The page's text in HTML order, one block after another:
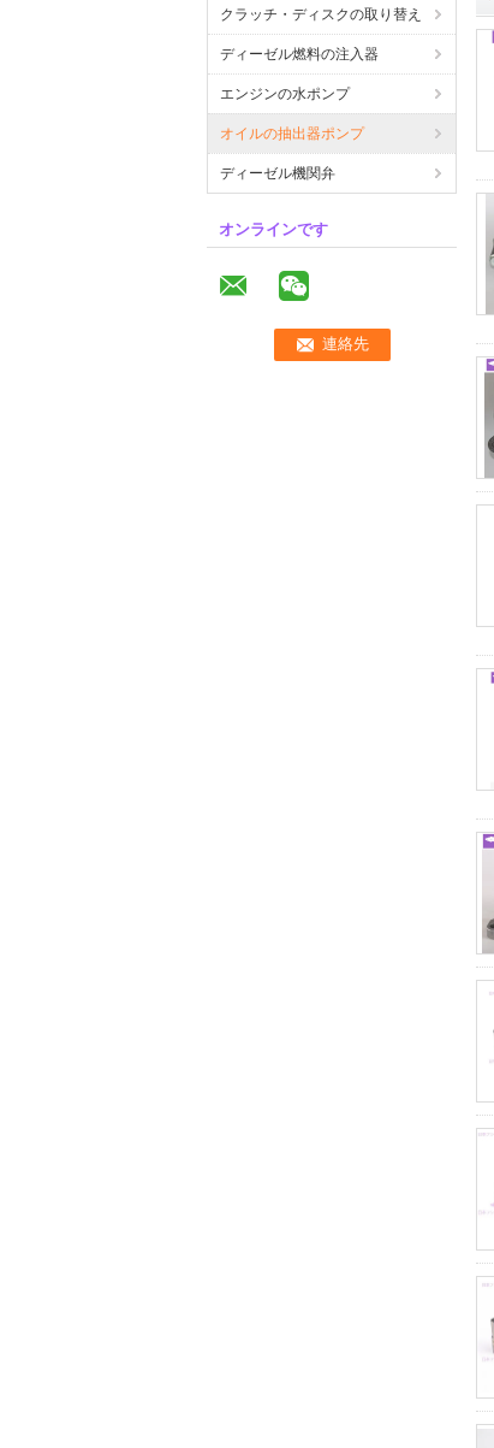
クラッチ・ディスクの取り替え
ディーゼル燃料の注入器
エンジンの水ポンプ
オイルの抽出器ポンプ
ディーゼル機関弁
オンラインです